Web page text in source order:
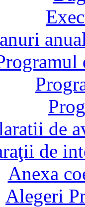
de
de
Anexa
Alegeri